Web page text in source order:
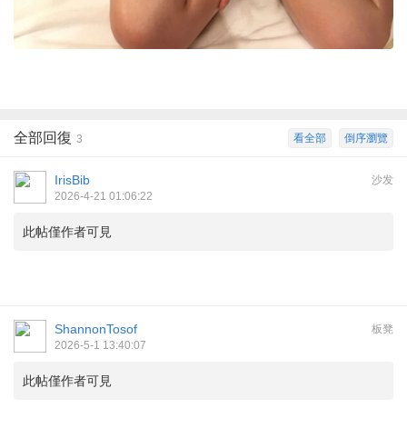
倒序瀏覽
看全部
全部回復 3
沙发
IrisBib
2026-4-21 01:06:22
此帖僅作者可見
板凳
ShannonTosof
2026-5-1 13:40:07
此帖僅作者可見